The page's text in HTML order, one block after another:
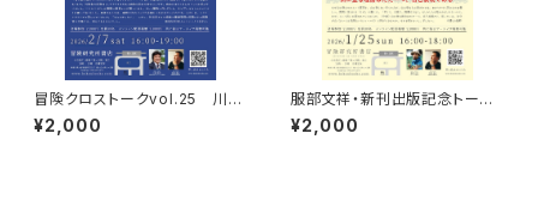
冒険クロストークvol.25 川原
尚行「目の前の人を救う 国際医
療NGOの挑戦と冒険」録画視聴
¥2,000
服部文祥・新刊出版記念トーク
イベント録画視聴権
¥2,000